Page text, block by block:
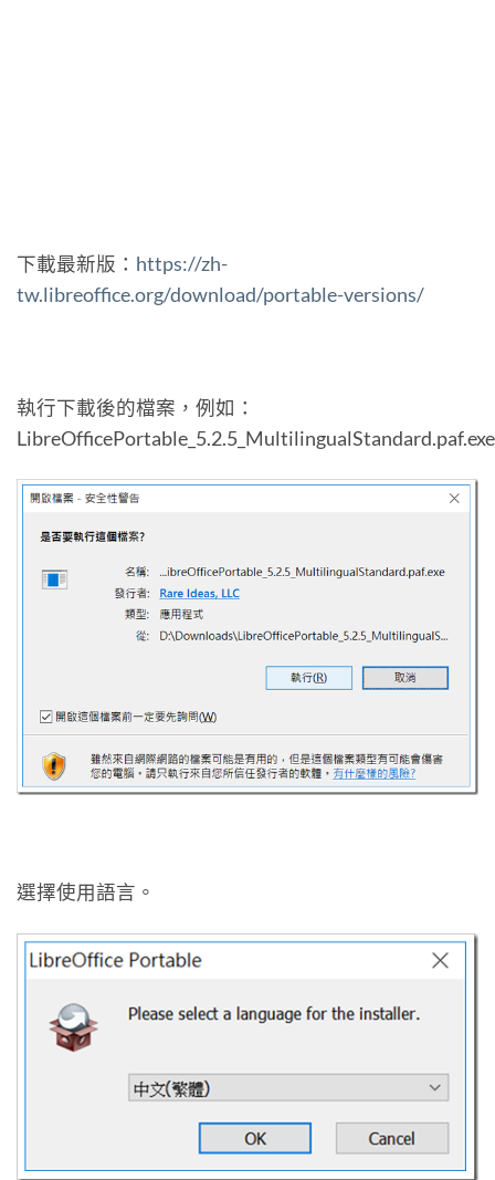
下載最新版： https://zh-
tw.libreoffice.org/download/portable-versions/
執行下載後的檔案，例如：
選擇使用語言。